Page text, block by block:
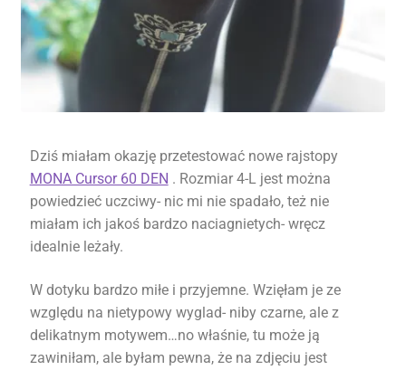
Dziś miałam okazję przetestować nowe rajstopy
MONA Cursor 60 DEN . Rozmiar 4-L jest można
powiedzieć uczciwy- nic mi nie spadało, też nie
miałam ich jakoś bardzo naciagnietych- wręcz
idealnie leżały.
W dotyku bardzo miłe i przyjemne. Wzięłam je ze
względu na nietypowy wyglad- niby czarne, ale z
delikatnym motywem…no właśnie, tu może ją
zawiniłam, ale byłam pewna, że na zdjęciu jest